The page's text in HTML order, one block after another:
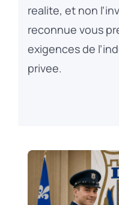
realite, et non
reconnue vous
exigences de
privee.